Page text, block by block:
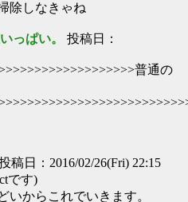
除しなきゃね
っぱい。 投稿日：
普通の
稿日：2016/02/26(Fri) 22:15
です)
いからこれでいきます。